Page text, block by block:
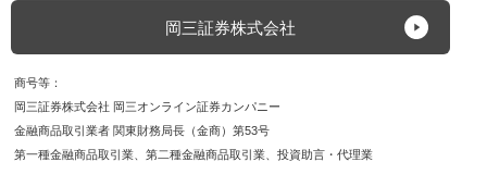
岡三証券株式会社
商号等
岡三証券株式会社 岡三オンライン証券カンパニー
金融商品取引業者 関東財務局長（金商）第53号
第一種金融商品取引業
第二種金融商品取引業 投資助言・代理業